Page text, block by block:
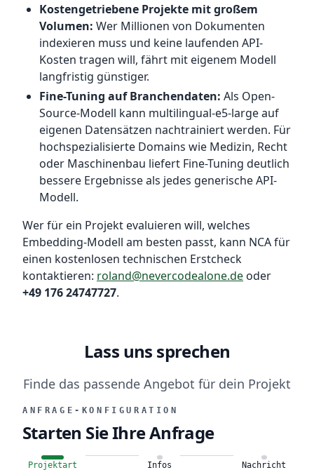
Kostengetriebene Projekte mit großem
Volumen: Wer Millionen von Dokumenten
indexieren muss und keine laufenden API-
Kosten tragen will, fährt mit eigenem Modell
langfristig günstiger.
Fine-Tuning auf Branchendaten: Als Open-
Source-Modell kann multilingual-e5-large auf
eigenen Datensätzen nachtrainiert werden. Für
hochspezialisierte Domains wie Medizin, Recht
oder Maschinenbau liefert Fine-Tuning deutlich
bessere Ergebnisse als jedes generische API-
Modell.
Wer für ein Projekt evaluieren will, welches
Embedding-Modell am besten passt, kann NCA für
einen kostenlosen technischen Erstcheck
kontaktieren: roland@nevercodealone.de oder
+49 176 24747727.
Lass uns sprechen
Finde das passende Angebot für dein Projekt
ANFRAGE-KONFIGURATION
Starten Sie Ihre Anfrage
Projektart Infos Nachricht